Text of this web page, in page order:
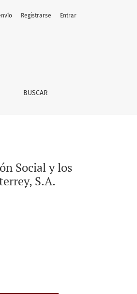
en la Compañía Fundidora de
BUSCAR
Registrarse Entrar
Social y los
S.A.